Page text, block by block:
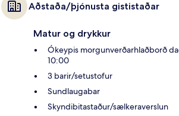
Aðstaða/þjónusta gististaðar
Matur og drykkur
Ókeypis morgunverðarhlaðborð
10:00
3 barir/setustofur
Sundlaugabar
Skyndibitastaður/sælkeraverslun